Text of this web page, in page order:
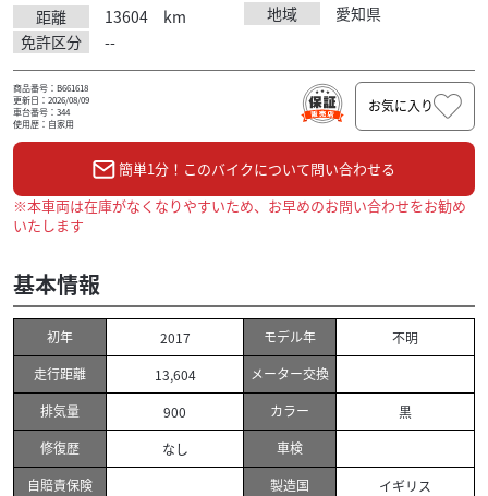
距離
13604 km 地域
愛知県
免許区分
--
商品番号：B661618
更新日：2026/08/09
車台番号：344
使用歴：自家用
お気に入り
簡単1分！このバイクについて問い合わせる
※本車両は在庫がなくなりやすいため、お早めのお問い合わせをお勧め
いたします
基本情報
初年 2017 モデル年
不明
走行距離
13,604
メーター交換
排気量
900 カラー
黒
修復歴
なし
車検
自賠責保険
製造国
イギリス